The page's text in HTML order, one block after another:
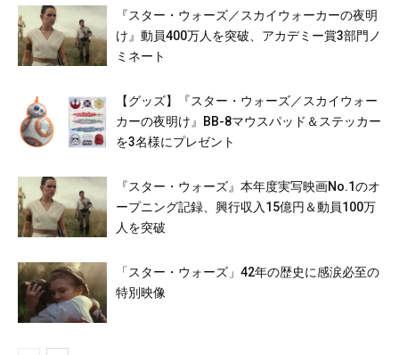
『スター・ウォーズ／スカイウォーカーの夜明
け』動員400万人を突破、アカデミー賞3部門ノ
ミネート
【グッズ】『スター・ウォーズ／スカイウォー
カーの夜明け』BB-8マウスパッド＆ステッカー
を3名様にプレゼント
『スター・ウォーズ』本年度実写映画No.1のオ
ープニング記録、興行収入15億円＆動員100万
人を突破
「スター・ウォーズ」42年の歴史に感涙必至の
特別映像